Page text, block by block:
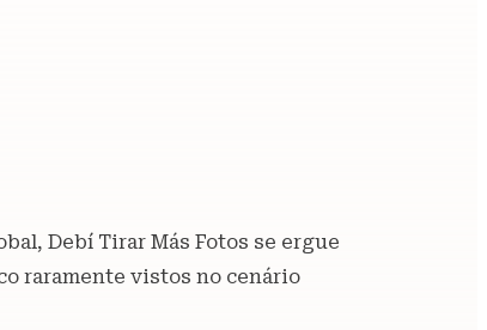
Debí Tirar Más Fotos se ergue
raramente vistos no cenário